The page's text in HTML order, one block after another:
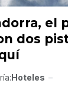
el
dos
Hoteles